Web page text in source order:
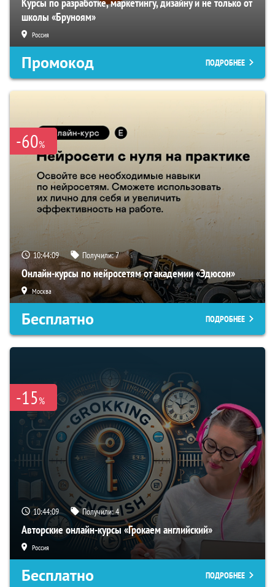
Курсы по разработке, маркетингу, дизайну и не только от
школы «Бруноям»
Россия
Промокод ПОДРОБНЕЕ
-60%
10:44:08 Получили:7
Онлайн-курсы по нейросетям от академии «Эдюсон»
Москва
Бесплатно ПОДРОБНЕЕ
-15%
10:44:08 Получили:4
Авторские онлайн-курсы «Грокаем английский»
Россия
Бесплатно ПОДРОБНЕЕ